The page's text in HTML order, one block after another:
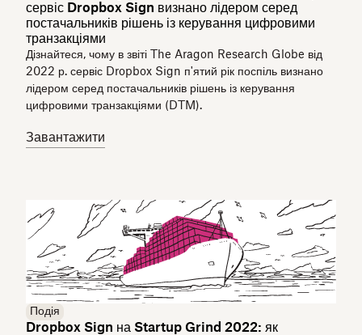
сервіс Dropbox Sign визнано лідером серед
постачальників рішень із керування цифровими
транзакціями
Дізнайтеся, чому в звіті The Aragon Research Globe від
2022 р. сервіс Dropbox Sign п'ятий рік поспіль визнано
лідером серед постачальників рішень із керування
цифровими транзакціями (DTM).
Завантажити
Подія
Dropbox Sign на Startup Grind 2022: як